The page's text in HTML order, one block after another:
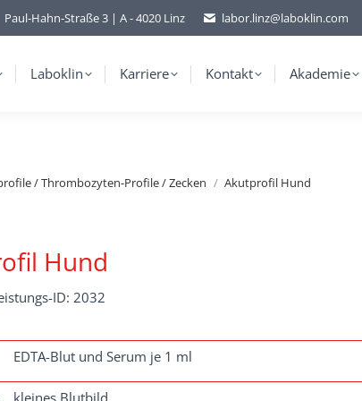
Paul-Hahn-Straße 3 | A - 4020 Linz labor.linz@laboklin.com
Laboklin Karriere Kontakt Akademie
/ Thrombozyten-Profile / Zecken Akutprofil Hund
Hund
ID: 2032
EDTA-Blut und Serum je 1 ml
kleines Blutbild